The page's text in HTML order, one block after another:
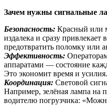
Зачем нужны сигнальные
Безопасность: Красный или
издалека и сразу привлекает
предотвратить поломку или
Эффективность:
аппаратами — состояние
Это экономит время и усилия.
Координация: Световой
Например, зелёная лампа на
водителю погрузчика: